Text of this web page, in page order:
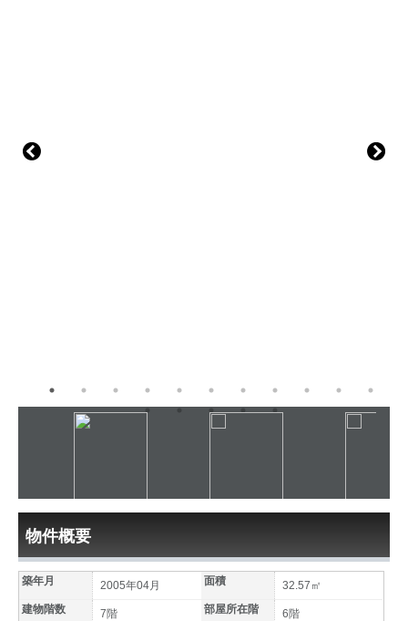
物件概要
築年月 2005年04月 面積
32.57㎡
建物階数
7階 部屋所在階
6階